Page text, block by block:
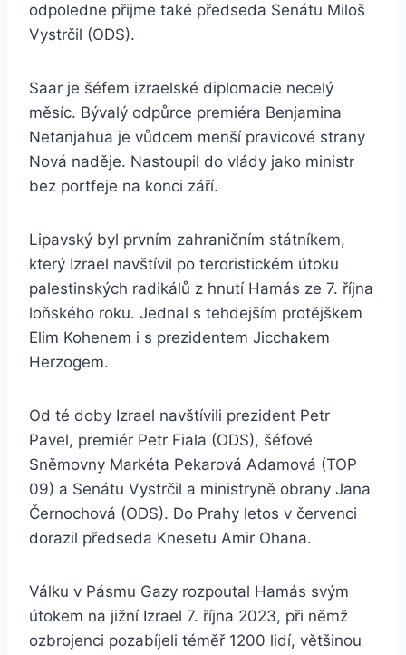
odpoledne přijme také předseda Senátu Miloš
Vystrčil (ODS).
Saar je šéfem izraelské diplomacie necelý
měsíc. Bývalý odpůrce premiéra Benjamina
Netanjahua je vůdcem menší pravicové strany
Nová naděje. Nastoupil do vlády jako ministr
bez portfeje na konci září.
Lipavský byl prvním zahraničním státníkem,
který Izrael navštívil po teroristickém útoku
palestinských radikálů z hnutí Hamás ze 7. října
loňského roku. Jednal s tehdejším protějškem
Elim Kohenem i s prezidentem Jicchakem
Herzogem.
Od té doby Izrael navštívili prezident Petr
Pavel, premiér Petr Fiala (ODS), šéfové
Sněmovny Markéta Pekarová Adamová (TOP
09) a Senátu Vystrčil a ministryně obrany Jana
Černochová (ODS). Do Prahy letos v červenci
dorazil předseda Knesetu Amir Ohana.
Válku v Pásmu Gazy rozpoutal Hamás svým
útokem na jižní Izrael 7. října 2023, při němž
ozbrojenci pozabíjeli téměř 1200 lidí, většinou